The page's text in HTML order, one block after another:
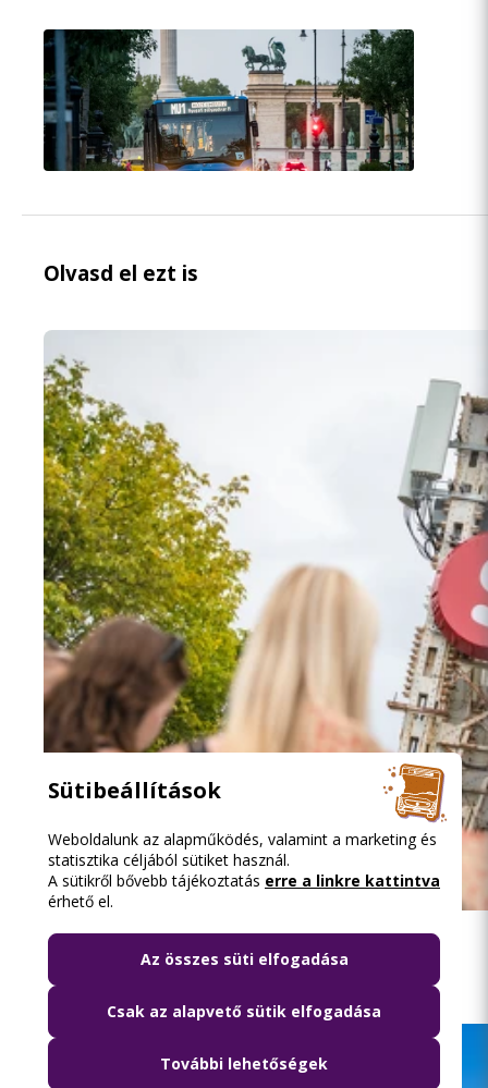
Olvasd el ezt is
2026.08.08. 13:16
Közösségi közlekedéssel a Szigetre
Sütibeállítások
Weboldalunk az alapműködés, valamint a marketing és
statisztika céljából sütiket használ.
A sütikről bővebb tájékoztatás erre a linkre kattintva
érhető el.
Az összes süti elfogadása
Csak az alapvető sütik elfogadása
További lehetőségek